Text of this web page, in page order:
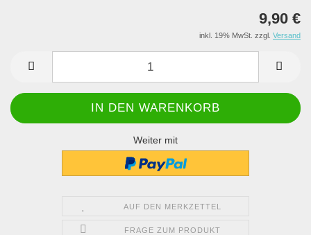
9,90 €
inkl. 19% MwSt. zzgl. Versand
Weiter mit
AUF DEN MERKZETTEL
FRAGE ZUM PRODUKT